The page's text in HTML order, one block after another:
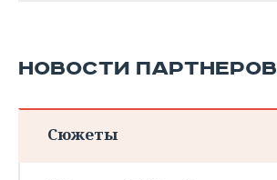
НОВОСТИ ПАРТНЕРОВ
Сюжеты